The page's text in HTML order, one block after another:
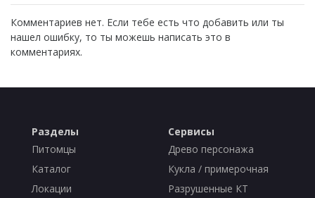
Комментариев нет. Если тебе есть что добавить или ты
нашел ошибку, то ты можешь написать это в
комментариях.
Разделы
Питомцы
Каталог
Локации
Сервисы
Древо персонажа
Кукла / примерочная
Разрушенные КТ